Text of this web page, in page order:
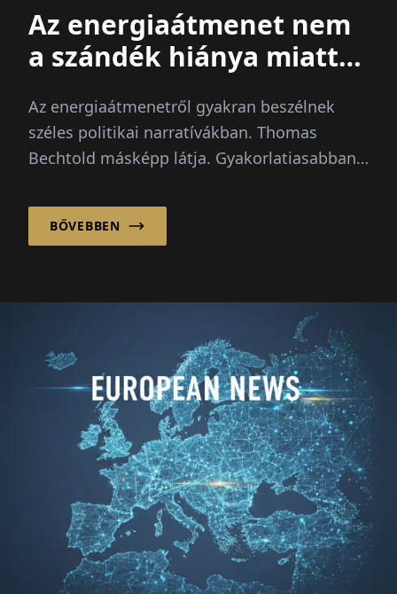
Az energiaátmenet nem
a szándék hiánya miatt
hálózat miatt
Az energiaátmenetről gyakran beszélnek
széles politikai narratívákban. Thomas
Bechtold másképp látja. Gyakorlatiasabban.
BŐVEBBEN